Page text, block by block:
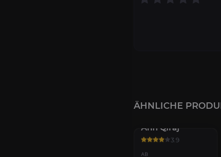
ÄHNLICHE
Ahn'Qiraj
3.9
AB